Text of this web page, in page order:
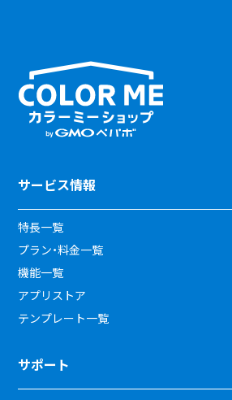
サービス情報
特長一覧
プラン・料金一覧
機能一覧
アプリストア
テンプレート一覧
サポート